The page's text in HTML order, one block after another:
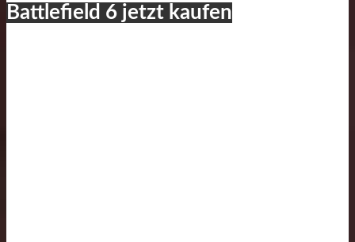
Battlefield 6 jetzt kaufen